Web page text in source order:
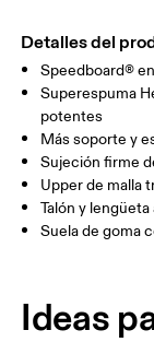
Detalles del
Speedboard®
Superespuma
potentes
Más soporte y
Sujeción firme
Upper de malla
Talón y
Suela de goma
Ideas